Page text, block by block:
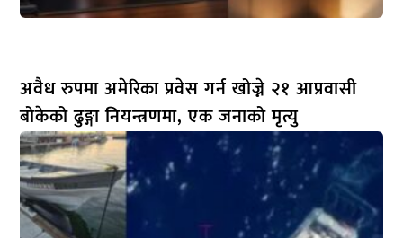
अवैध रुपमा अमेरिका प्रवेस गर्न खोज्ने २१ आप्रवासी
बोकेको ढुङ्गा नियन्त्रणमा, एक जनाको मृत्यु